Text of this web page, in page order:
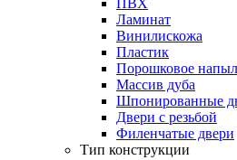
ПВХ
Ламинат
Винилискожа
Пластик
Порошковое
Массив дуба
Шпонированные
Двери с резьбой
Филенчатые двери
Тип конструкции